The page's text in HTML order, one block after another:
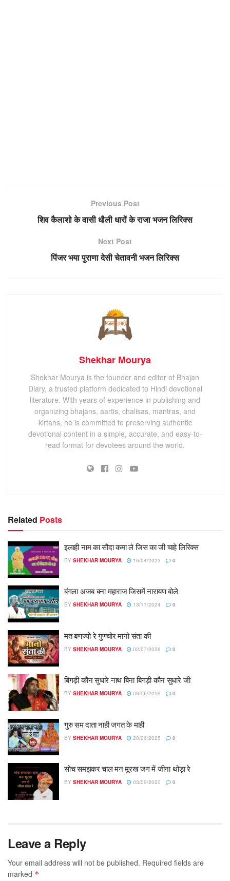
Previous Post
शिव कैलाशो के वासी धौली धारों के राजा भजन लिरिक्स
Next Post
पिंजर भया पुराणा देसी चेतावनी भजन लिरिक्स
Shekhar Mourya
Shekhar Mourya is the founder and editor of Bhajan
Diary, a trusted platform dedicated to Hindi devotional
literature. With years of experience in publishing and
organizing bhajans, aartis, chalisas, mantras, and
kirtans, he is committed to preserving authentic
devotional content in a simple, accurate, and easy-to-
read format for devotees around the world.
Related Posts
इलाही नाम का सौदा कमा ले जिस का जी चाहे लिरिक्स
BY SHEKHAR MOURYA 16/04/2023 0
बंगला अजब बना महाराज जिसमें नारायण बोले
BY SHEKHAR MOURYA 13/11/2024 0
मत बणज्‍यो रे गुणचोर मानो संता की
BY SHEKHAR MOURYA 02/07/2026 0
बिगड़ी कौन सुधारे नाथ बिना बिगड़ी कौन सुधारे जी
BY SHEKHAR MOURYA 09/06/2019 0
गुरु सम दाता नाही जगत के माही
BY SHEKHAR MOURYA 20/06/2025 0
सोच समझकर चाल मन मूरख जग में जीना थोड़ा रे
BY SHEKHAR MOURYA 03/09/2020 0
Leave a Reply
Your email address will not be published. Required fields are
marked *